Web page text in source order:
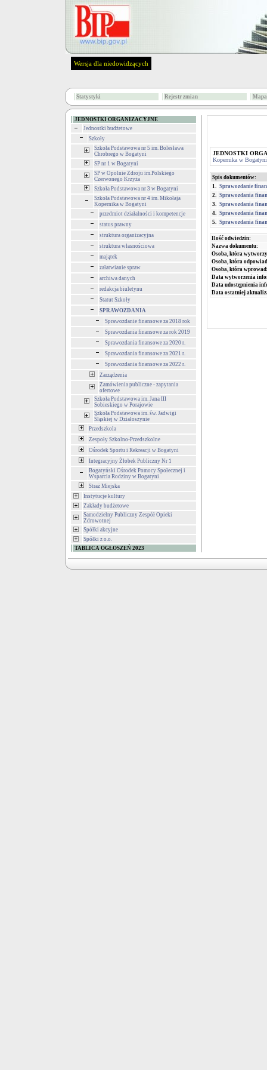
Wersja dla niedowidzących
Statystyki Rejestr zmian
JEDNOSTKI ORGANIZACYJNE
Jednostki budżetowe
Szkoły
Szkoła Podstawowa nr 5 im. Bolesława
Chrobrego w Bogatyni
SP nr 1 w Bogatyni
SP w Opolnie Zdroju im.Polskiego
Czerwonego Krzyża
Szkoła Podstawowa nr 3 w Bogatyni
Szkoła Podstawowa nr 4 im. Mikołaja
Kopernika w Bogatyni
przedmiot działalności i kompetencje
status prawny
struktura organizacyjna
struktura własnościowa
majątek
załatwianie spraw
archiwa danych
redakcja biuletynu
Statut Szkoły
SPRAWOZDANIA
Sprawozdanie finansowe za 2018 rok
Sprawozdania finansowe za rok 2019
Sprawozdania finansowe za 2020 r.
Sprawozdania finansowe za 2021 r.
Sprawozdania finansowe za 2022 r.
Zarządzenia
Zamówienia publiczne - zapytania
ofertowe
Szkoła Podstawowa im. Jana III
Sobieskiego w Porajowie
Szkoła Podstawowa im. św. Jadwigi
Śląskiej w Działoszynie
Przedszkola
Zespoły Szkolno-Przedszkolne
Ośrodek Sportu i Rekreacji w Bogatyni
Integracyjny Żłobek Publiczny Nr 1
Bogatyński Ośrodek Pomocy Społecznej i
Wsparcia Rodziny w Bogatyni
Straż Miejska
Instytucje kultury
Zakłady budżetowe
Samodzielny Publiczny Zespół Opieki
Zdrowotnej
Spółki akcyjne
Spółki z o.o.
TABLICA OGŁOSZEŃ 2023
JEDNOSTKI
Kopernika w Bogatyni
Spis dokumentów:
1. Sprawozdanie
2. Sprawozdania
3. Sprawozdania
4. Sprawozdania
5. Sprawozdania
Ilość odwiedzin:
Nazwa dokumentu:
Osoba, która
Osoba, która
Osoba, która
Data wytworzenia
Data udostępnienia
Data ostatniej